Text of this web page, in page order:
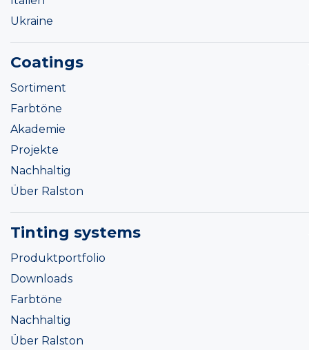
Ukraine
Coatings
Sortiment
Farbtöne
Akademie
Projekte
Nachhaltig
Über Ralston
Tinting systems
Produktportfolio
Downloads
Farbtöne
Nachhaltig
Über Ralston